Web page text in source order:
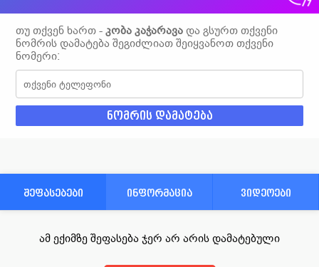
თუ თქვენ ხართ -კობა კაჭარავადა გსურთ თქვენი
ნომრის დამატება შეგიძლიათ შეიყვანოთ თქვენი
ნომერი:
შეფასებები ინფორმაცია ვიდეოები
ამ ექიმზე შეფასება ჯერ არ არის დამატებული